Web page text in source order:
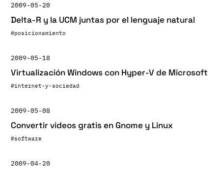
2009-05-20
Delta-R y la UCM juntas por el lenguaje natural
#posicionamiento
2009-05-18
Virtualización Windows con Hyper-V de Microsoft
#internet-y-sociedad
2009-05-08
Convertir videos gratis en Gnome y Linux
#software
2009-04-20